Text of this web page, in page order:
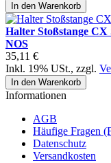
In den Warenkorb
Halter Stoßstange
NOS
35,11 €
Inkl. 19% USt., zzgl.
In den Warenkorb
Informationen
AGB
Häufige Fragen
Datenschutz
Versandkosten